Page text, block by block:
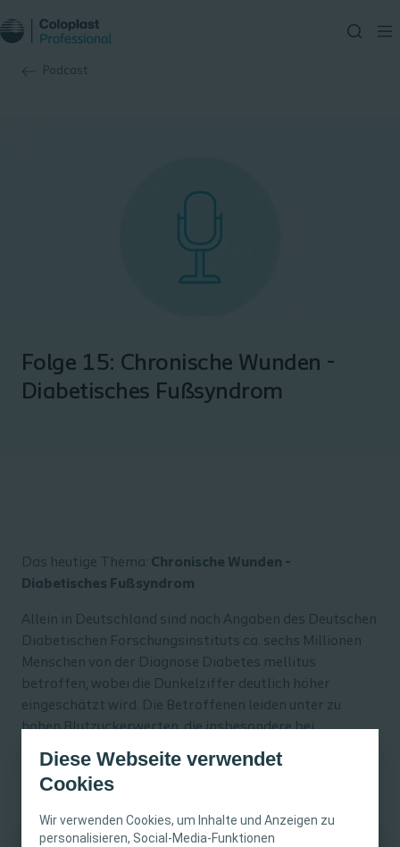
Diese Webseite verwendet
Cookies
Wir verwenden Cookies, um Inhalte und Anzeigen zu
personalisieren, Social-Media-Funktionen
Podcast
Folge 15: Chronische Wunden -
Diabetisches Fußsyndrom
Das heutige Thema: Chronische Wunden -
Diabetisches Fußsyndrom
Allein in Deutschland sind nach Angaben des Deutschen
Diabetischen Forschungsinstituts ca. sechs Millionen
Menschen von der Diagnose Diabetes mellitus
betroffen, wobei die Dunkelziffer deutlich höher
eingeschätzt wird. Die Betroffenen leiden unter zu
hohen Blutzuckerwerten, die insbesondere bei
schlechter Blutzuckereinstellung langfristig schwere
Komplikationen mit sich bringen können. Dauerhaft
erhöhte Blutzuckerwerte schädigen kleinste
Blutgefäße, z. B. an den Augen (Retinopathie), Nieren
(Nephropathie) und Nerven (periphere- und vegetative